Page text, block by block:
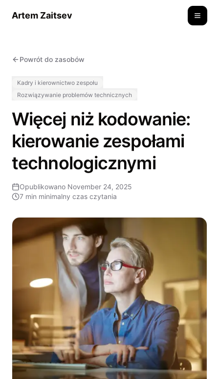
Artem Zaitsev
Powrót do zasobów
Kadry i kierownictwo zespołu
Rozwiązywanie problemów technicznych
Więcej niż kodowanie:
kierowanie zespołami
technologicznymi
Opublikowano November 24, 2025
7 min minimalny czas czytania